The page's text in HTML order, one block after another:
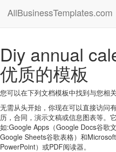
AllBusinessTemplates.com
Diy annual
优质的模板
您可以在下列文档模板中找到与您相
无需从头开始，你现在可以直接访问
历，合同，演示文稿或信息图表等。
如:Google Apps（Google Docs谷歌
Google Sheets谷歌表格）和
PowerPoint）或PDF阅读器。